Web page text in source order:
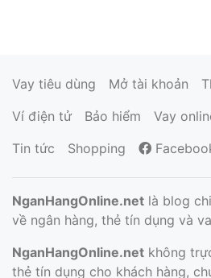
Vay tiêu dùng Mở tài khoản
Ví điện tử
Bảo hiểm Vay
Tin tức
Shopping
NganHangOnline.net là blog
về ngân hàng, thẻ tín dụng và
NganHangOnline.net không
thẻ tín dụng cho khách hàng,